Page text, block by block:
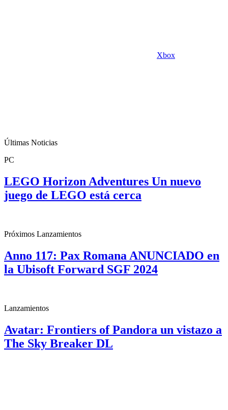
Xbox
Últimas Noticias
PC
LEGO Horizon Adventures Un nuevo
juego de LEGO está cerca
Próximos Lanzamientos
Anno 117: Pax Romana ANUNCIADO en
la Ubisoft Forward SGF 2024
Lanzamientos
Avatar: Frontiers of Pandora un vistazo a
The Sky Breaker DL